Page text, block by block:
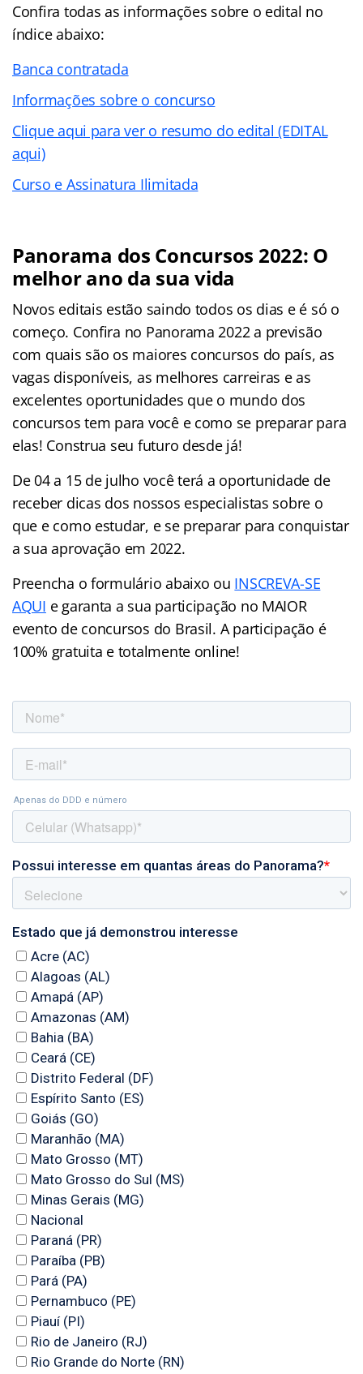
Confira todas as informações sobre o edital no
índiceabaixo:
Banca contratada
Informações sobre o concurso
Clique aqui para ver o resumo do edital (EDITAL
aqui)
Curso e Assinatura Ilimitada
Panorama dos Concursos 2022: O
melhor ano da sua vida
Novos editais estão saindo todos os dias e é só o
começo. Confira no Panorama 2022 a previsão
com quais são os maiores concursos do país, as
vagas disponíveis, as melhores carreiras e as
excelentes oportunidades que o mundo dos
concursos tem para você e como se preparar para
elas! Construa seu futuro desde já!
De 04 a 15 de julho você terá a oportunidade de
receber dicas dos nossos especialistas sobre o
que e como estudar, e se preparar para conquistar
a sua aprovação em 2022.
Preencha o formulário abaixo ou INSCREVA-SE
AQUI e garanta a sua participação no MAIOR
evento de concursos do Brasil. A participação é
100% gratuita e totalmente online!